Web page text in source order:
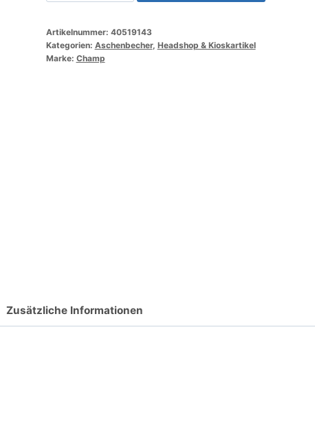
Ashtray
Menge
Artikelnummer: 40519143
Kategorien: Aschenbecher, Headshop & Kioskartikel
Marke: Champ
Zusätzliche Informationen